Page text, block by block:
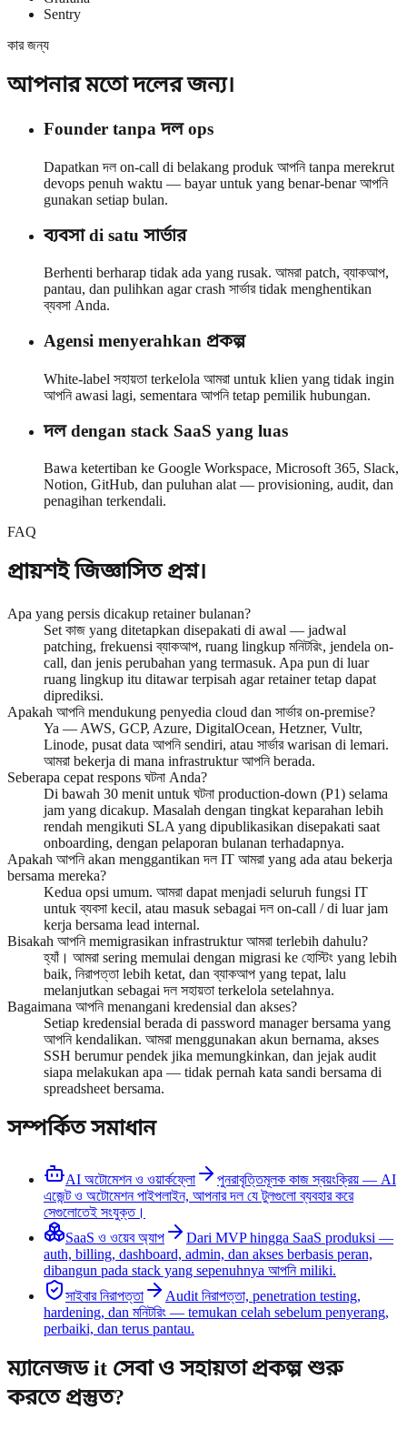
Sentry
কার জন্য
আপনার মতো দলের জন্য।
Founder tanpa দল ops
Dapatkan দল on-call di belakang produk আপনি tanpa merekrut
devops penuh waktu — bayar untuk yang benar-benar আপনি
gunakan setiap bulan.
ব্যবসা di satu সার্ভার
Berhenti berharap tidak ada yang rusak. আমরা patch, ব্যাকআপ,
pantau, dan pulihkan agar crash সার্ভার tidak menghentikan
ব্যবসা Anda.
Agensi menyerahkan প্রকল্প
White-label সহায়তা terkelola আমরা untuk klien yang tidak ingin
আপনি awasi lagi, sementara আপনি tetap pemilik hubungan.
দল dengan stack SaaS yang luas
Bawa ketertiban ke Google Workspace, Microsoft 365, Slack,
Notion, GitHub, dan puluhan alat — provisioning, audit, dan
penagihan terkendali.
FAQ
প্রায়শই জিজ্ঞাসিত প্রশ্ন।
Apa yang persis dicakup retainer bulanan?
Set কাজ yang ditetapkan disepakati di awal — jadwal
patching, frekuensi ব্যাকআপ, ruang lingkup মনিটরিং, jendela on-
call, dan jenis perubahan yang termasuk. Apa pun di luar
ruang lingkup itu ditawar terpisah agar retainer tetap dapat
diprediksi.
Apakah আপনি mendukung penyedia cloud dan সার্ভার on-premise?
Ya — AWS, GCP, Azure, DigitalOcean, Hetzner, Vultr,
Linode, pusat data আপনি sendiri, atau সার্ভার warisan di lemari.
আমরা bekerja di mana infrastruktur আপনি berada.
Seberapa cepat respons ঘটনা Anda?
Di bawah 30 menit untuk ঘটনা production-down (P1) selama
jam yang dicakup. Masalah dengan tingkat keparahan lebih
rendah mengikuti SLA yang dipublikasikan disepakati saat
onboarding, dengan pelaporan bulanan terhadapnya.
Apakah আপনি akan menggantikan দল IT আমরা yang ada atau bekerja
bersama mereka?
Kedua opsi umum. আমরা dapat menjadi seluruh fungsi IT
untuk ব্যবসা kecil, atau masuk sebagai দল on-call / di luar jam
kerja bersama lead internal.
Bisakah আপনি memigrasikan infrastruktur আমরা terlebih dahulu?
হ্যাঁ। আমরা sering memulai dengan migrasi ke হোস্টিং yang lebih
baik, নিরাপত্তা lebih ketat, dan ব্যাকআপ yang tepat, lalu
melanjutkan sebagai দল সহায়তা terkelola setelahnya.
Bagaimana আপনি menangani kredensial dan akses?
Setiap kredensial berada di password manager bersama yang
আপনি kendalikan. আমরা menggunakan akun bernama, akses
SSH berumur pendek jika memungkinkan, dan jejak audit
siapa melakukan apa — tidak pernah kata sandi bersama di
spreadsheet bersama.
সম্পর্কিত সমাধান
AI অটোমেশন ও ওয়ার্কফ্লো
পুনরাবৃত্তিমূলক কাজ স্বয়ংক্রিয় — AI
এজেন্ট ও অটোমেশন পাইপলাইন, আপনার দল যে টুলগুলো ব্যবহার করে
সেগুলোতেই সংযুক্ত।
SaaS ও ওয়েব অ্যাপ
Dari MVP hingga SaaS produksi —
auth, billing, dashboard, admin, dan akses berbasis peran,
dibangun pada stack yang sepenuhnya আপনি miliki.
সাইবার নিরাপত্তা
Audit নিরাপত্তা, penetration testing,
hardening, dan মনিটরিং — temukan celah sebelum penyerang,
perbaiki, dan terus pantau.
ম্যানেজড it সেবা ও সহায়তা প্রকল্প শুরু
করতে প্রস্তুত?